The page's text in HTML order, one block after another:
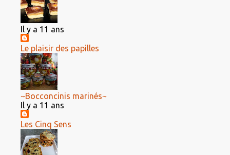
Il y a 11 ans
Le plaisir des papilles
~Bocconcinis marinés~
Il y a 11 ans
Les Cinq Sens